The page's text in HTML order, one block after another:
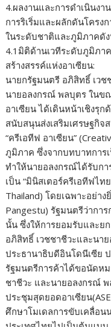
4.ผลงานและการดำเนินง
การริเริ่มและผลักดันโคร
ในระดับชาติและภูมิภาคดัง
4.1มิติด้านเวทีระดับภูมิภา
สร้างสรรค์แห่งอาเซียน:
นายกรัฐมนตรี อภิสิทธิ์ เวช
นายอลงกรณ์ พลบุตร ในข
อาเซียน ได้เดินหน้าเชิงรุ
สนับสนุนส่งเสริมเศรษฐกิจ
“ครีเอทีฟ อาเซียน”
ภูมิภาค ซึ่งจากบทบาทการ
ทำให้นายอลงกรณ์ได้รับกา
เป็น “มินิสเตอร์ครีเอทีฟไ
Thailand) โดยเฉพาะอย่าง
Pangestu) รัฐมนตรีว่ากา
นั้น ซึ่งให้การยอมรับและย
อภิสิทธิ์ เวชชาชีวะและนา
ประธานาธิบดีอินโดนีเซีย
รัฐมนตรีการค้าได้ขอนัดห
ชาชีวะ และนายอลงกรณ์
ประชุมสุดยอดอาเซียน
ศึกษาโมเดลการขับเคลื่อน